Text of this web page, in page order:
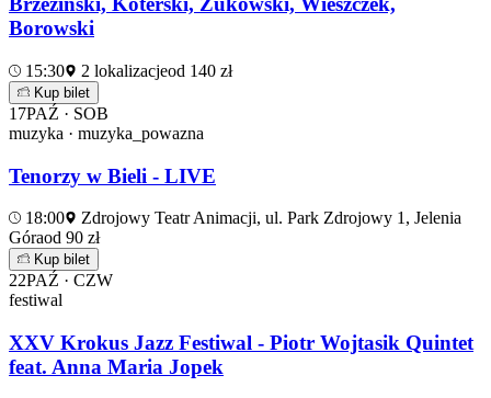
Borowski
15:30 2 lokalizacjeod 140 zł
Kup bilet
17PAŹ · SOB
muzyka · muzyka_powazna
Tenorzy w Bieli - LIVE
18:00
Zdrojowy Teatr Animacji, ul. Park Zdrojowy 1, Jelenia
Góraod 90 zł
Kup bilet
22PAŹ · CZW
festiwal
XXV Krokus Jazz Festiwal - Piotr Wojtasik Quintet
feat. Anna Maria Jopek